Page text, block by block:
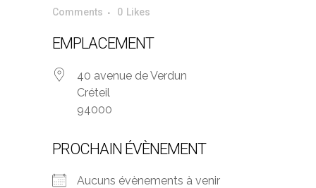
Comments
0 Likes
EMPLACEMENT
40 avenue de Verdun
Créteil
94000
PROCHAIN ÉVÈNEMENT
Aucuns évènements à venir